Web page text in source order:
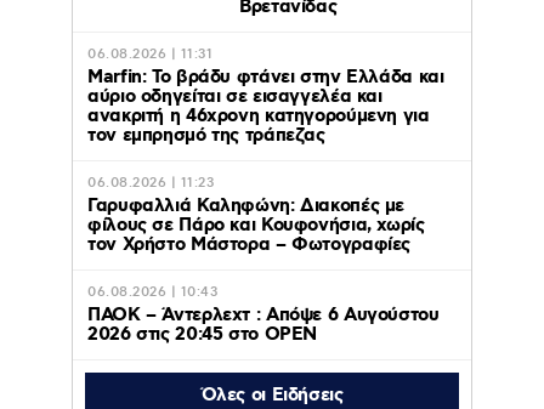
Βρετανίδας
06.08.2026 | 11:31
Marfin: Το βράδυ φτάνει στην Ελλάδα και
αύριο οδηγείται σε εισαγγελέα και
ανακριτή η 46χρονη κατηγορούμενη για
τον εμπρησμό της τράπεζας
06.08.2026 | 11:23
Γαρυφαλλιά Καληφώνη: Διακοπές με
φίλους σε Πάρο και Κουφονήσια, χωρίς
τον Χρήστο Μάστορα – Φωτογραφίες
06.08.2026 | 10:43
ΠΑΟΚ – Άντερλεχτ : Απόψε 6 Αυγούστου
2026 στις 20:45 στο ΟΡΕΝ
Όλες οι Ειδήσεις